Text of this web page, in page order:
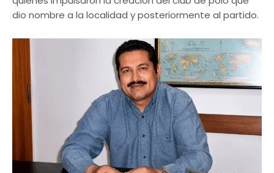
dio nombre a la localidad y posteriormente al partido.